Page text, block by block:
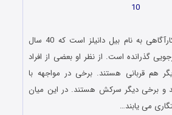
10
داستان فیلم درمورد کارآگاهی به نام بیل دانیلز است که 40 سال
گذرانده است. از نظر او بعضی از افراد
هم قربانی هستند. برخی در مواجهه با
و برخی دیگر سرکش هستند. در این میان
می یابند…